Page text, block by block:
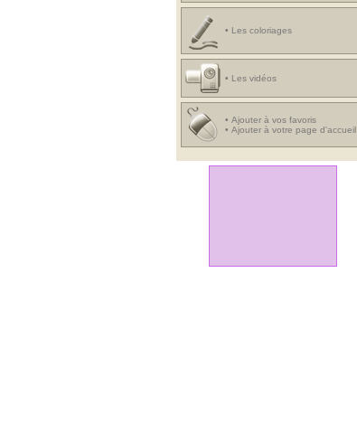
• Les coloriages
• Les vidéos
• Ajouter à vos favoris
• Ajouter à votre page d'accueil